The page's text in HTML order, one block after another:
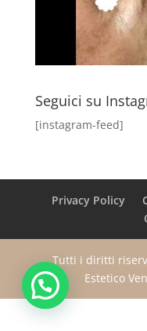
Seguici su
[instagram-feed]
Privacy Policy
Tutti i diritti
Estetico